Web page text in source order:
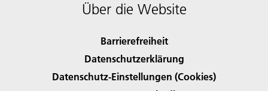
Über die Website
Barrierefreiheit
Datenschutzerklärung
Datenschutz-Einstellungen (Cookies)